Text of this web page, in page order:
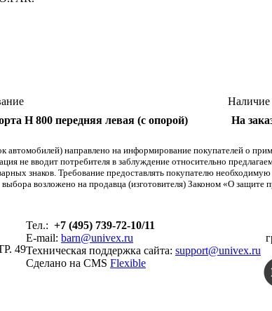
Наличие
H 800 передняя левая (с опорой) На
направлено на информирование покупателей о
не вводит потребителя в заблуждение относительно
знаков. Требование предоставлять покупателю
возложено на продавца (изготовителя) Законом «О защите
49
Тел.: +7 (495) 739-72-10/11
E-mail: barn@univex.ru
Техническая поддержка сайта: support@univex.ru
Сделано на CMS Flexible